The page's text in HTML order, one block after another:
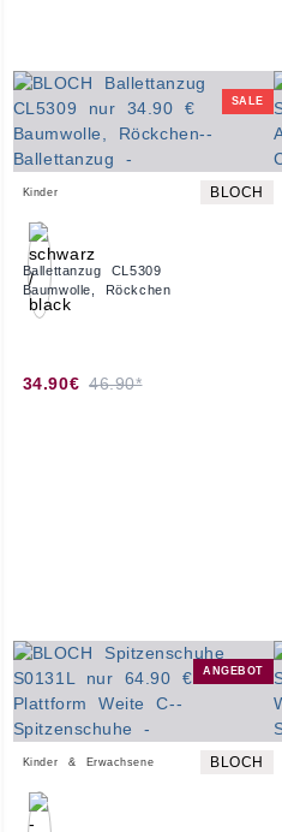
SALE
Kinder BLOCH
Ballettanzug CL5309
Baumwolle, Röckchen
34.90€ 46.90*
ANGEBOT
Kinder & Erwachsene BLOCH